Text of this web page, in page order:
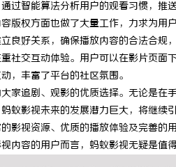
过智能算法分析用户的观看习惯，推
版权方面也做了大量工作，力求为
良好关系，确保播放内容的合法合规
社交互动体验。用户可以在影片页
，丰富了平台的社区氛围。
家追剧、观影的优质选择。无论是
蚁影视未来的发展潜力巨大，将继续
影视资源、优质的播放体验及完善
内容的用户而言，蚂蚁影视无疑是值